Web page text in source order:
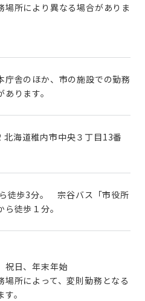
場所により異なる場合がありま
庁舎のほか、市の施設での勤務
ります。
海道稚内市中央３丁目13番
徒歩3分。 宗谷バス「市役所
徒歩１分。
祝日、年末年始
場所によって、変則勤務となる
。